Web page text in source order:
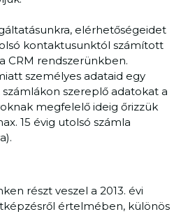
elérhetőségeidet
kontaktusunktól számított
CRM rendszerünkben.
személyes adataid egy
szereplő adatokat a
megfelelő ideig őrizzük
15 évig utolsó számla
részt veszel a 2013. évi
értelmében, különös